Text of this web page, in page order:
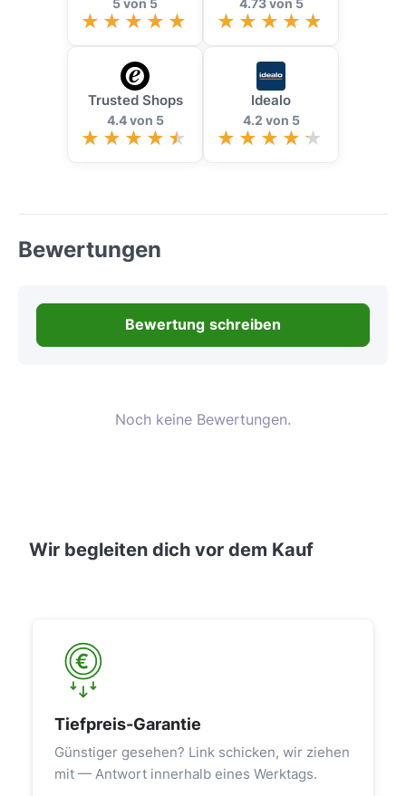
5 von 5 4.73 von 5
Trusted Shops
4.4 von 5
Idealo
4.2 von 5
Bewertungen
Bewertung schreiben
Noch keine Bewertungen.
Wir begleiten dich vor dem Kauf
Tiefpreis-Garantie
Günstiger gesehen? Link schicken, wir ziehen
mit — Antwort innerhalb eines Werktags.